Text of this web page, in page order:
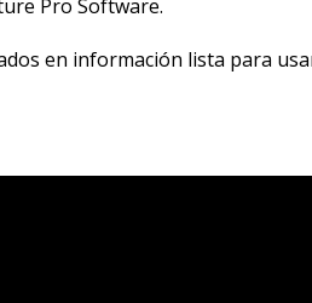
Pro Software.
en información lista para